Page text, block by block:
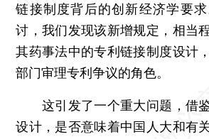
链接制度背后的创新经济学要
讨，我们发现该新增规定，相当
其药事法中的专利链接制度设计
部门审理专利争议的角色。
这引发了一个重大问题，借
设计，是否意味着中国人大和有